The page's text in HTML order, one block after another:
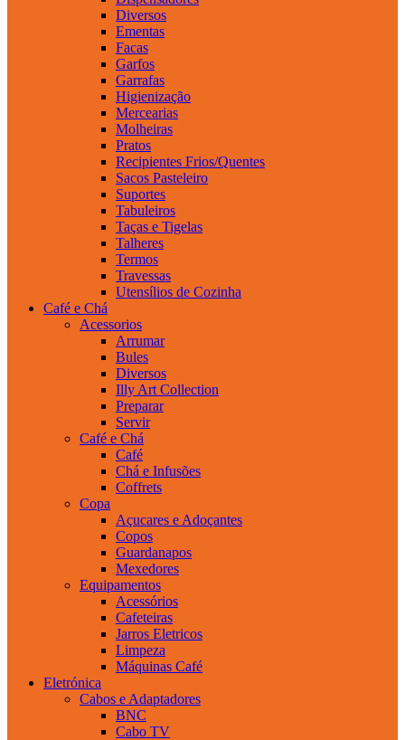
Diversos
Ementas
Facas
Garfos
Garrafas
Higienização
Mercearias
Molheiras
Pratos
Recipientes Frios/Quentes
Sacos Pasteleiro
Suportes
Tabuleiros
Taças e Tigelas
Talheres
Termos
Travessas
Utensílios de Cozinha
Café e Chá
Acessorios
Arrumar
Bules
Diversos
Illy Art Collection
Preparar
Servir
Café e Chá
Café
Chá e Infusões
Coffrets
Copa
Açucares e Adoçantes
Copos
Guardanapos
Mexedores
Equipamentos
Acessórios
Cafeteiras
Jarros Eletricos
Limpeza
Máquinas Café
Eletrónica
Cabos e Adaptadores
BNC
Cabo TV